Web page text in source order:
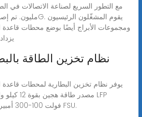
مع التطور السريع لصناعة الاتصالات في
ومجموعات الأبراج أيضًا بوضع محطات قاعدة
نظام تخزين الطاقة
48/51.2 فولت 100-300 أمبير ساعة، ومراقبة FSU.